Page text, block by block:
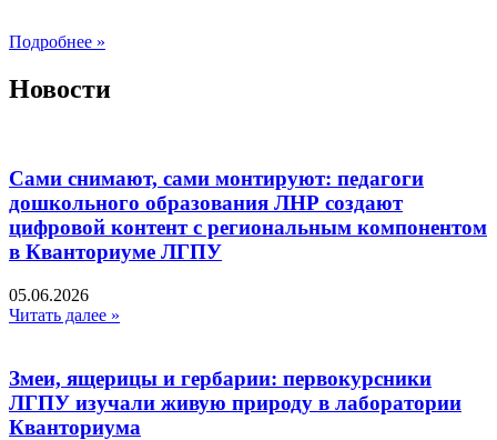
Подробнее »
Новости
Сами снимают, сами монтируют: педагоги
дошкольного образования ЛНР создают
цифровой контент с региональным компонентом
в Кванториуме ЛГПУ​
05.06.2026
Читать далее »
Змеи, ящерицы и гербарии: первокурсники
ЛГПУ изучали живую природу в лаборатории
Кванториума